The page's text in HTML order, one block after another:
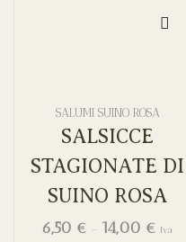
SALUMI SUINO ROSA
SALSICCE
STAGIONATE DI
SUINO ROSA
6,50 € – 14,00 € Iva